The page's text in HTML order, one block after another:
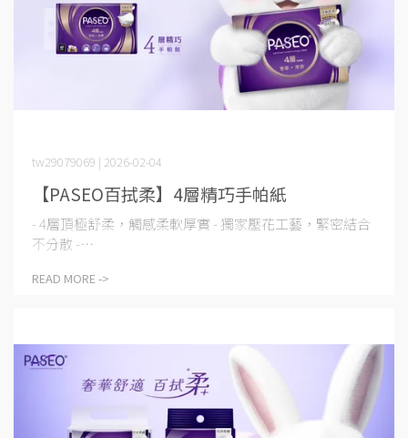
【PASEO百拭柔】4層精巧手帕紙
tw29079069 | 2026-02-04
- 4層頂極舒柔，觸感柔軟厚實 - 獨家壓花工藝，緊密結合
不分散 -⋯
READ MORE ->